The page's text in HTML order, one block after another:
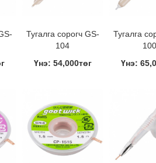
Тугалга сорогч GS-
104
Үнэ: 54,000төг
Тугалга
100
Үнэ: